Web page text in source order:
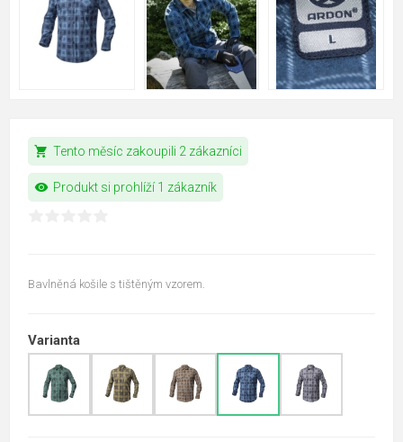
shopping_cart Tento měsíc zakoupili 2 zákazníci
visibility Produkt si prohlíží 1 zákazník
Bavlněná košile s tištěným vzorem.
Varianta